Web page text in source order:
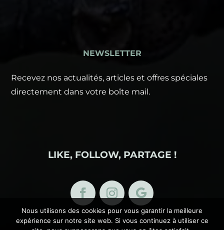
NEWSLETTER
Recevez nos actualités, articles et offres spéciales
directement dans votre boîte mail.
LIKE, FOLLOW, PARTAGE !
Nous utilisons des cookies pour vous garantir la meilleure
expérience sur notre site web. Si vous continuez à utiliser ce